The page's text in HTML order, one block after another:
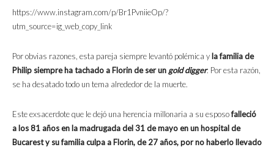
https://www.instagram.com/p/Br1PvniieOp/?
utm_source=ig_web_copy_link
Por obvias razones, esta pareja siempre levantó polémica y la familia de
Philip siempre ha tachado a Florin de ser ungold digger. Por esta razón,
se ha desatado todo un tema alrededor de la muerte.
Este exsacerdote que le dejó una herencia millonaria a su esposofalleció
a los 81 años en la madrugada del 31 de mayo en un hospital de
Bucarest y su familia culpa a Florin, de 27 años, por no haberlo llevado